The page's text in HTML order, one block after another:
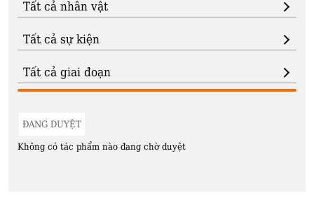
ĐANG DUYỆT
Không có tác phẩm nào đang chờ duyệt